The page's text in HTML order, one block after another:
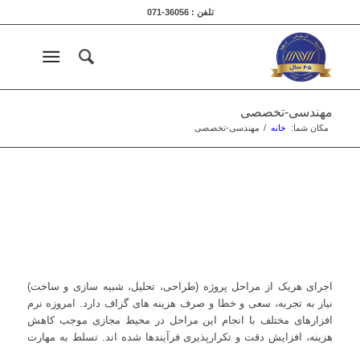
تلفن : 36056-071
مهندسی-تخصصی
مکان شما: خانه / مهندسی-تخصصی
اجرای هریک از مراحل پروژه (طراحی، تحلیل، شبیه سازی و ساخت)
نیاز به تجربه، سعی و خطا و صرف هزینه های گزاف دارد. امروزه نرم
افزارهای مختلف با انجام این مراحل در محیط مجازی موجب کاهش
هزینه، افزایش دقت و تکرارپذیری فرآیندها شده اند. تسلط به مهارت